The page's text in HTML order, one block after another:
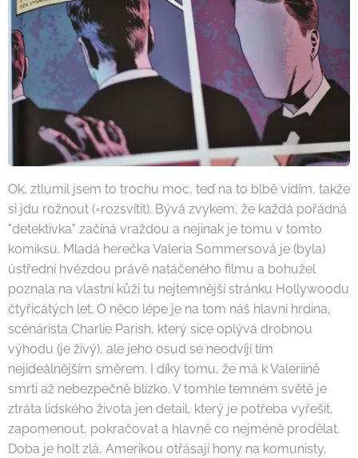
Ok, ztlumil jsem to trochu moc, teď na to blbě vidím, takže
si jdu rožnout (=rozsvítit). Bývá zvykem, že každá pořádná
"detektivka" začíná vraždou a nejinak je tomu v tomto
komiksu. Mladá herečka Valeria Sommersová je (byla)
ústřední hvězdou právě natáčeného filmu a bohužel
poznala na vlastní kůži tu nejtemnější stránku Hollywoodu
čtyřicátých let. O něco lépe je na tom náš hlavní hrdina,
scénárista Charlie Parish, který sice oplývá drobnou
výhodu (je živý), ale jeho osud se neodvíjí tím
nejideálnějším směrem. I díky tomu, že má k Valeriině
smrti až nebezpečně blízko. V tomhle temném světě je
ztráta lidského života jen detail, který je potřeba vyřešit,
zapomenout, pokračovat a hlavně co nejméně prodělat.
Doba je holt zlá, Amerikou otřásají hony na komunisty,